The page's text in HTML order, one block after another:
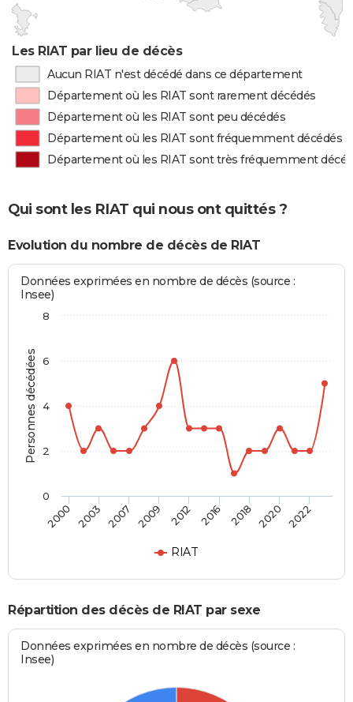
Les RIAT par lieu de décès
Aucun RIAT n'est décédé dans ce département
Département où les RIAT sont rarement décédés
Département où les RIAT sont peu décédés
Département où les RIAT sont fréquemment décédés
Département où les RIAT sont très fréquemment
Qui sont les RIAT qui nous ont quittés ?
Evolution du nombre de décès de RIAT
Personnes décédées
Données exprimées en nombre de décès (source :
Insee)
RIAT
2000 2003 2007 2009 2012 2016 2018 2020 2022
0
2
4
6
8
Répartition des décès de RIAT par sexe
Données exprimées en nombre de décès (source :
Insee)